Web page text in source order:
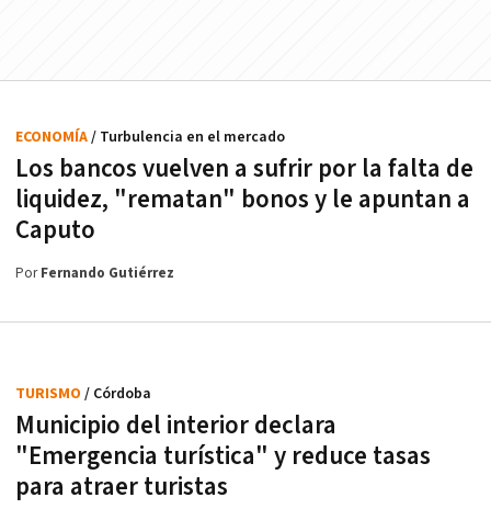
Los bancos vuelven a sufrir por la falta de
liquidez, "rematan" bonos y le apuntan a
Caputo
ECONOMÍA/ Turbulencia en el mercado
PorFernando Gutiérrez
Municipio del interior declara
"Emergencia turística" y reduce tasas
para atraer turistas
TURISMO / Córdoba